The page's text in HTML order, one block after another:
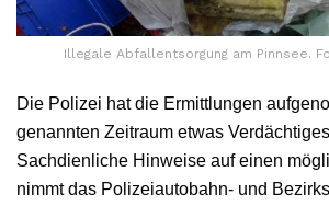
Illegale Abfallentsorgung am Pinnsee.
Die Polizei hat die Ermittlungen
genannten Zeitraum etwas
Sachdienliche Hinweise auf einen
nimmt das Polizeiautobahn- und